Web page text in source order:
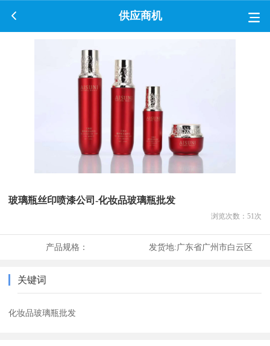
供应商机
玻璃瓶丝印喷漆公司-化妆品玻璃瓶批发
浏览次数： 51 次
产品规格： 发货地:广东省广州市白云区
关键词
化妆品玻璃瓶批发